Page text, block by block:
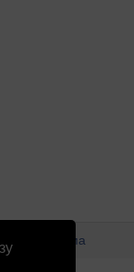
Реклама